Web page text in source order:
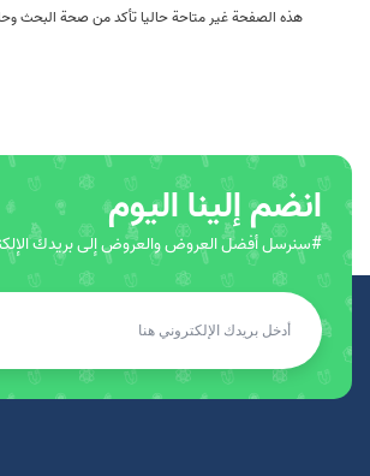
هذه الصفحة غير متاحة حاليا تأكد من صحة البحث
انضم إلينا اليوم
#سنرسل أفضل العروض والعروض إلى بريدك